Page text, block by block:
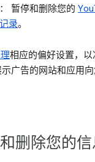
暂停和删除您的
录。
相应的偏好设置，
广告的网站和应用
删除您的信